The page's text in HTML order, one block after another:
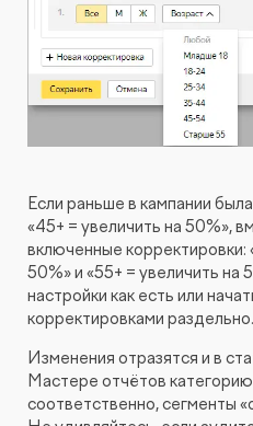
Если раньше в кампании
«45+ = увеличить на 50%»,
включенные корректировки:
50%» и «55+ = увеличить
настройки как есть или
корректировками раздельно.
Изменения отразятся и в
Мастере отчётов
соответственно, сегменты